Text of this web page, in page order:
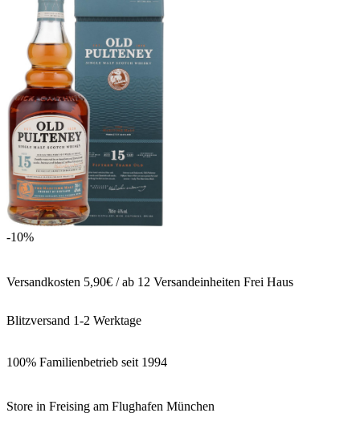
-10%
Versandkosten 5,90€ / ab 12 Versandeinheiten Frei Haus
Blitzversand 1-2 Werktage
100% Familienbetrieb seit 1994
Store in Freising am Flughafen München